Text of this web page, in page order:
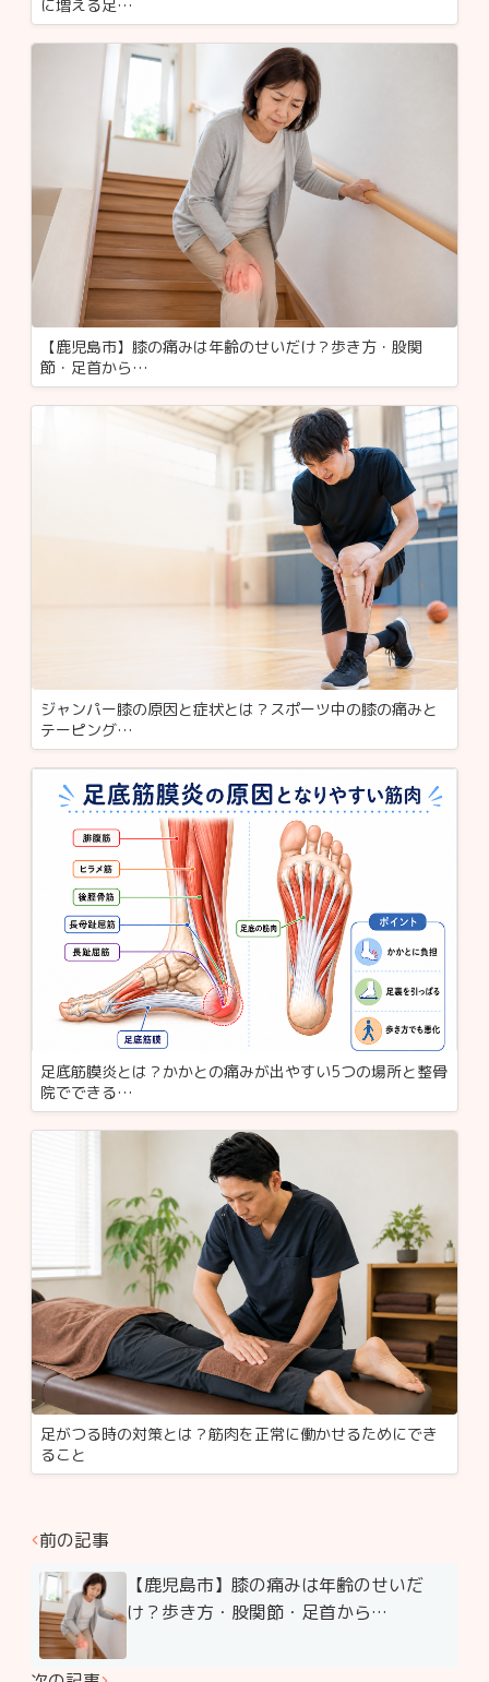
に増える足…
【鹿児島市】膝の痛みは年齢のせいだけ？歩き方・股関
節・足首から…
ジャンパー膝の原因と症状とは？スポーツ中の膝の痛みと
テーピング…
足底筋膜炎とは？かかとの痛みが出やすい5つの場所と整骨
院でできる…
足がつる時の対策とは？筋肉を正常に働かせるためにでき
ること
前の記事
【鹿児島市】膝の痛みは年齢のせいだ
け？歩き方・股関節・足首から…